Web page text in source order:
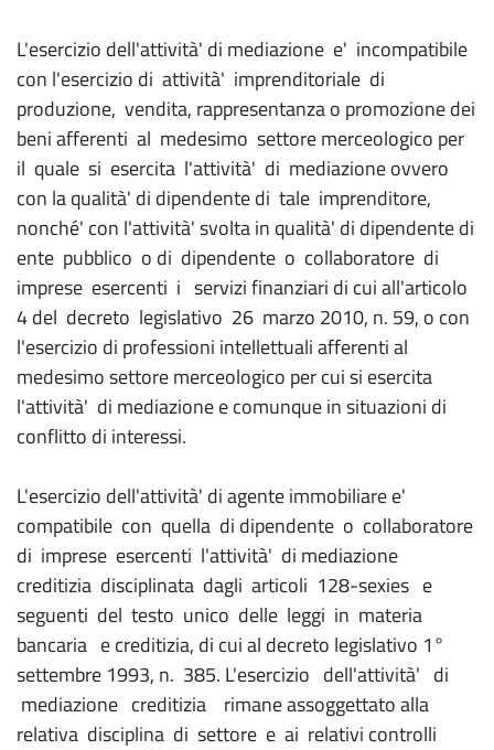
L'esercizio dell'attività' di mediazione e' incompatibile
con l'esercizio di attività' imprenditoriale di
produzione, vendita, rappresentanza o promozione dei
beni afferenti al medesimo settore merceologico per
il quale si esercita l'attività' di mediazione ovvero
con la qualità' di dipendente di tale imprenditore,
nonché' con l'attività' svolta in qualità' di dipendente di
ente pubblico o di dipendente o collaboratore di
imprese esercenti i servizi finanziari di cui all'articolo
4 del decreto legislativo 26 marzo 2010, n. 59, o con
l'esercizio di professioni intellettuali afferenti al
medesimo settore merceologico per cui si esercita
l'attività' di mediazione e comunque in situazioni di
conflitto di interessi.
L'esercizio dell'attività' di agente immobiliare e'
compatibile con quella di dipendente o collaboratore
di imprese esercenti l'attività' di mediazione
creditizia disciplinata dagli articoli 128-sexies e
seguenti del testo unico delle leggi in materia
bancaria e creditizia, di cui al decreto legislativo 1°
settembre 1993, n. 385. L'esercizio dell'attività' di
mediazione creditizia rimane assoggettato alla
relativa disciplina di settore e ai relativi controlli